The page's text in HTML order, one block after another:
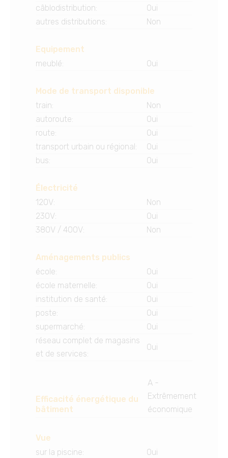
câblodistribution:
Oui
autres distributions: Non
Equipement
meublé: Oui
Mode de transport disponible
train:
Non
autoroute:
Oui
route:
Oui
transport urbain ou régional :
Oui
bus: Oui
Électricité
120V:
Non
230V:
Oui
380V / 400V: Non
Aménagements publics
école:
Oui
école maternelle:
Oui
institution de santé:
Oui
poste:
Oui
supermarché:
Oui
réseau complet de magasins
et de services:
Oui
Efficacité énergétique du
bâtiment
A -
Extrêmement
économique
Vue
sur la piscine:
Oui